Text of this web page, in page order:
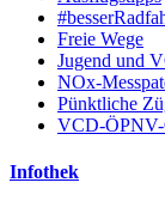
Freie Wege
Jugend und
NOx-
Pünktliche
VCD-ÖPNV-
Infothek